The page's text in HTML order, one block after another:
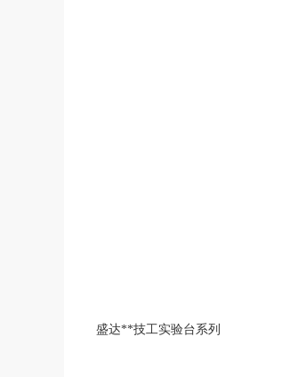
盛达**技工实验台系列